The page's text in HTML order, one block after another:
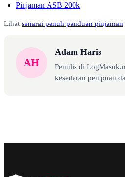
Pinjaman ASB 200k
Lihat senarai penuh panduan pinjaman
AH
Adam Haris
Penulis di
kesedaran penipuan